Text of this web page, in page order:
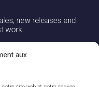
aux
new releases and
work.